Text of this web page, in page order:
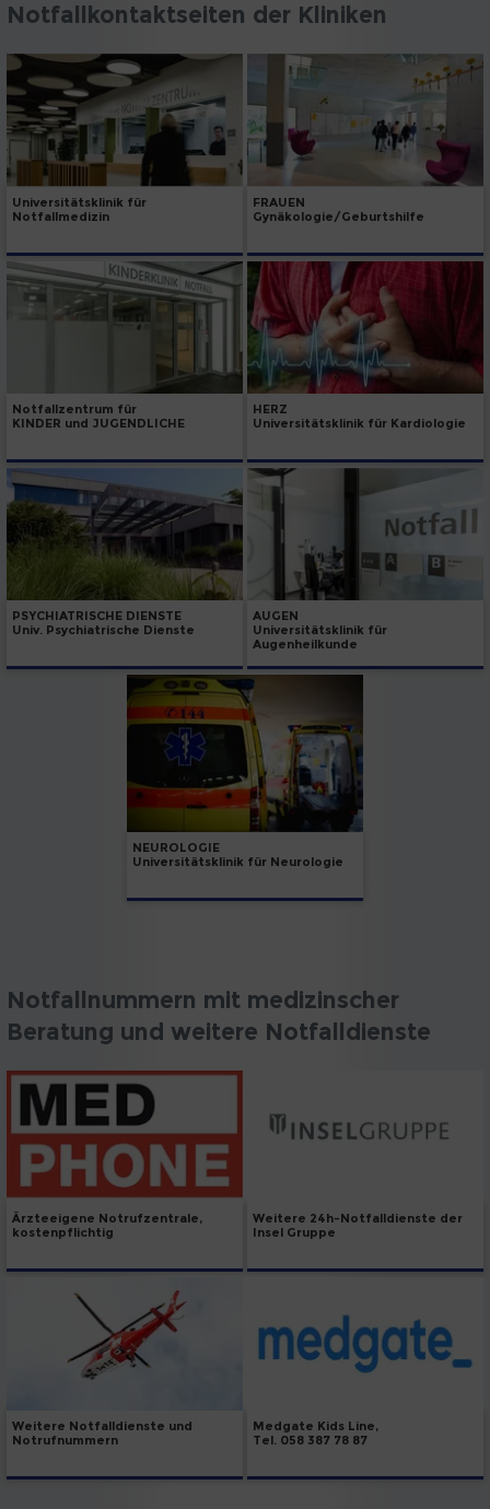
Notfallkontaktseiten der Kliniken
Universitätsklinik für
Notfallmedizin
FRAUEN
Gynäkologie/Geburtshilfe
Notfallzentrum für
KINDER und JUGENDLICHE
HERZ
Universitätsklinik für Kardiologie
PSYCHIATRISCHE DIENSTE
Univ. Psychiatrische Dienste
AUGEN
Universitätsklinik für
Augenheilkunde
NEUROLOGIE
Universitätsklinik für Neurologie
Notfallnummern mit medizinscher
Beratung und weitere Notfalldienste
Ärzteeigene Notrufzentrale,
kostenpflichtig
Weitere 24h-Notfalldienste der
Insel Gruppe
Weitere Notfalldienste und
Notrufnummern
Medgate Kids Line,
Tel. 058 387 78 87